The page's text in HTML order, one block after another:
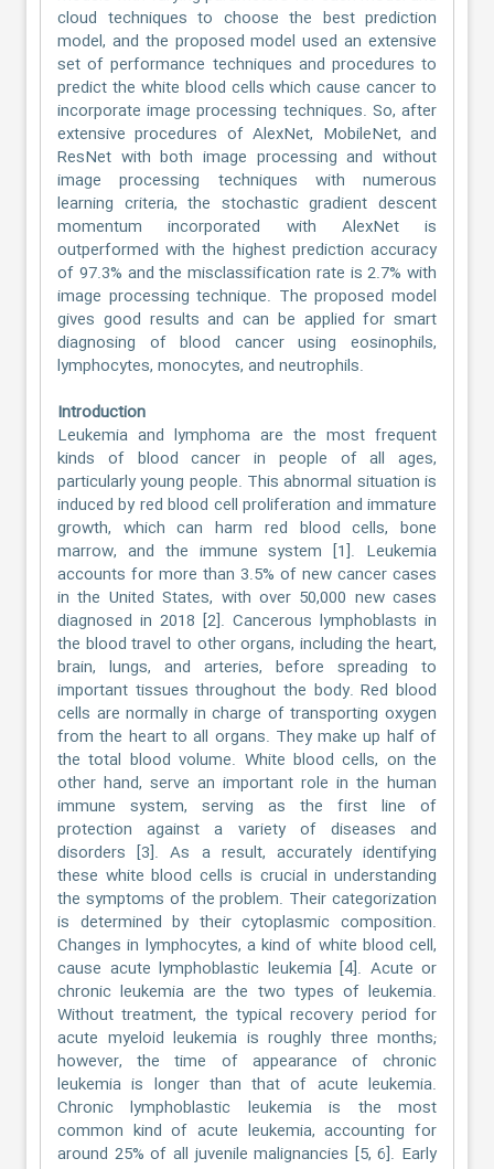
cloud techniques to choose the best prediction
model, and the proposed model used an extensive
set of performance techniques and procedures to
predict the white blood cells which cause cancer to
incorporate image processing techniques. So, after
extensive procedures of AlexNet, MobileNet, and
ResNet with both image processing and without
image processing techniques with numerous
learning criteria, the stochastic gradient descent
momentum incorporated with AlexNet is
outperformed with the highest prediction accuracy
of 97.3% and the misclassification rate is 2.7% with
image processing technique. The proposed model
gives good results and can be applied for smart
diagnosing of blood cancer using eosinophils,
lymphocytes, monocytes, and neutrophils.
Introduction
Leukemia and lymphoma are the most frequent
kinds of blood cancer in people of all ages,
particularly young people. This abnormal situation is
induced by red blood cell proliferation and immature
growth, which can harm red blood cells, bone
marrow, and the immune system [1]. Leukemia
accounts for more than 3.5% of new cancer cases
in the United States, with over 50,000 new cases
diagnosed in 2018 [2]. Cancerous lymphoblasts in
the blood travel to other organs, including the heart,
brain, lungs, and arteries, before spreading to
important tissues throughout the body. Red blood
cells are normally in charge of transporting oxygen
from the heart to all organs. They make up half of
the total blood volume. White blood cells, on the
other hand, serve an important role in the human
immune system, serving as the first line of
protection against a variety of diseases and
disorders [3]. As a result, accurately identifying
these white blood cells is crucial in understanding
the symptoms of the problem. Their categorization
is determined by their cytoplasmic composition.
Changes in lymphocytes, a kind of white blood cell,
cause acute lymphoblastic leukemia [4]. Acute or
chronic leukemia are the two types of leukemia.
Without treatment, the typical recovery period for
acute myeloid leukemia is roughly three months;
however, the time of appearance of chronic
leukemia is longer than that of acute leukemia.
Chronic lymphoblastic leukemia is the most
common kind of acute leukemia, accounting for
around 25% of all juvenile malignancies [5, 6]. Early